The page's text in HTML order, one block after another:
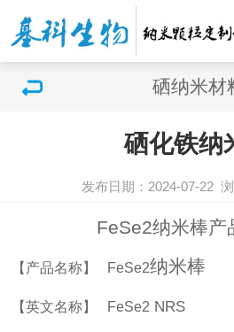
硒纳米材
硒化铁纳
发布日期：2024-07-22
FeSe2纳米棒产
【产品名称】 FeSe2纳米棒
【英文名称】 FeSe2 NRS